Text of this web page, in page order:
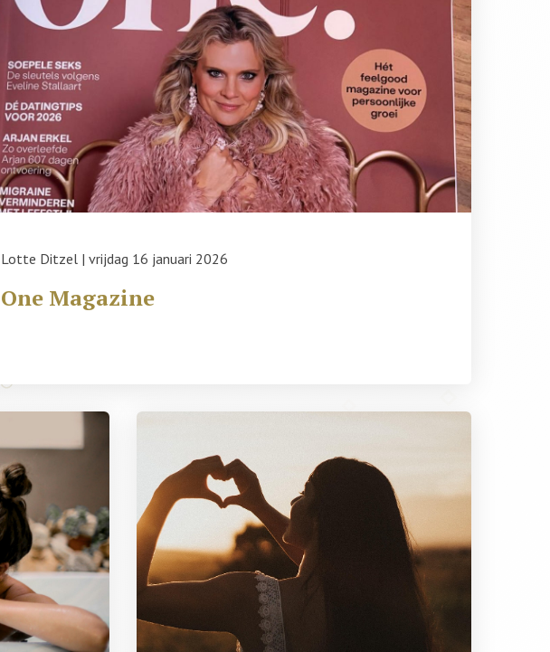
Lotte Ditzel | vrijdag 16 januari 2026
One Magazine